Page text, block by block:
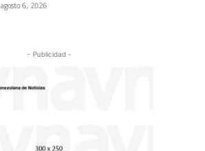
agosto 6, 2026
- Publicidad -